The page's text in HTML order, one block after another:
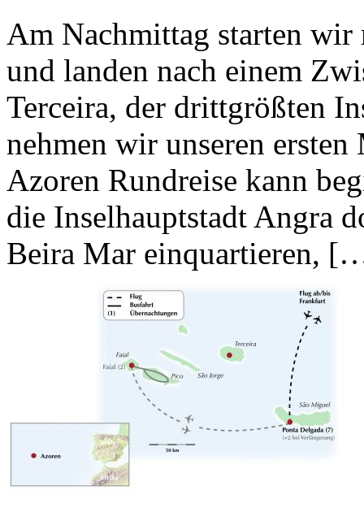
Am Nachmittag starten
und landen nach einem
Terceira, der drittgrößten
nehmen wir unseren
Azoren Rundreise kann
die Inselhauptstadt Angra
Beira Mar einquartieren,